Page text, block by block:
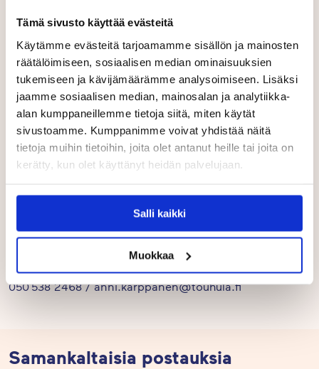
Tämä sivusto käyttää evästeitä
Käytämme evästeitä tarjoamamme sisällön ja mainosten
räätälöimiseen, sosiaalisen median ominaisuuksien
tukemiseen ja kävijämäärämme analysoimiseen. Lisäksi
jaamme sosiaalisen median, mainosalan ja analytiikka-
alan kumppaneillemme tietoja siitä, miten käytät
sivustoamme. Kumppanimme voivat yhdistää näitä
tietoja muihin tietoihin, joita olet antanut heille tai joita on
kerätty, kun olet käyttänyt heidän palvelujaan.
Salli kaikki
Muokkaa
asiakastyytyväisyyskyselyn, jonka tuloksia käytetään
osana toiminnansuunnittelua. Syyskuussa 2025
toteutettuun asiakastyytyväisyyskyselyyn vastasi 2357
huoltajaa.
Kiitämme lämpimästi kyselyyn osallistumisesta.
Jokainen vastaus käsitellään huolellisesti.
Arvoimme eniten vastauksia saaneiden päiväkotien
oppimisympäristöjen kehittämiseen. Arvonnassa
voittivat Touhula Hiltulanlahti, Kuopio, Touhula Tornio, ja
Touhula VekaraVuori, Espoo.
Lisätietoja: Viestintäpäällikkö Anni Karppanen, puh.
050 538 2468 / anni.karppanen@touhula.fi
Samankaltaisia postauksia